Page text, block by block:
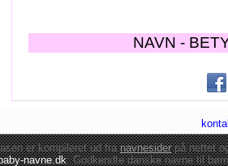
NAVN -
er kompileret ud franavnesiderpå nettet
navne.dk: Godkendte danskenavne til børn